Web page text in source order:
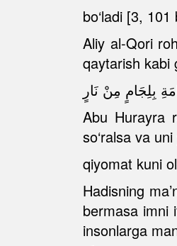
bo‘ladi [3, 101
Aliy al-Qori
qaytarish kabi
بِلِجَامٍ مِنْ نَارٍ
Abu Hurayra
so‘ralsa va
qiyomat kuni
Hadisning
bermasa imni
insonlarga